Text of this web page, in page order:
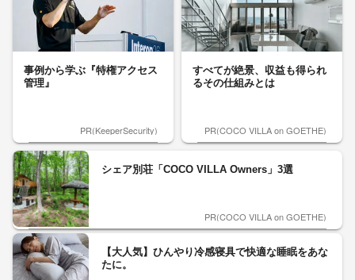
事例から学ぶ『特権アクセス
管理』
PR(KeeperSecurity)
すべてが絶景、収益も得られ
るその仕組みとは
PR(COCO VILLA on GOETHE)
シェア別荘「COCO VILLA Owners」3選
PR(COCO VILLA on GOETHE)
【大人気】ひんやり冷感寝具で快適な睡眠をあな
たに。